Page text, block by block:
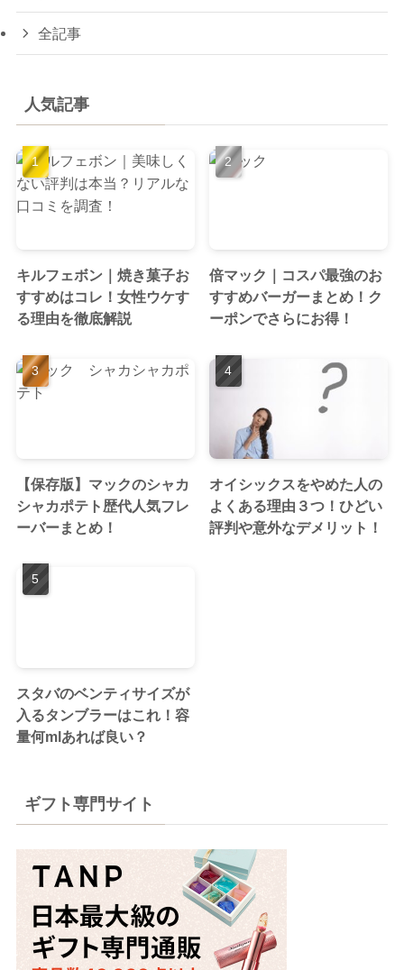
全記事
人気記事
キルフェボン｜焼き菓子お
すすめはコレ！女性ウケす
る理由を徹底解説
倍マック｜コスパ最強のお
すすめバーガーまとめ！ク
ーポンでさらにお得！
【保存版】マックのシャカ
シャカポテト歴代人気フレ
ーバーまとめ！
オイシックスをやめた人の
よくある理由３つ！ひどい
評判や意外なデメリット！
スタバのベンティサイズが
入るタンブラーはこれ！容
量何mlあれば良い？
ギフト専門サイト